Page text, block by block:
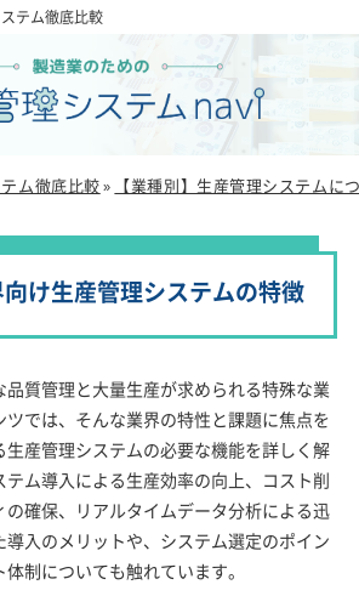
テム徹底比較
ム徹底比較» 【業種別】生産管理システムに
け生産管理システムの特徴
品質管理と大量生産が求められる特殊な業
では、そんな業界の特性と課題に焦点を
生産管理システムの必要な機能を詳しく解
ム導入による生産効率の向上、コスト削
の確保、リアルタイムデータ分析による迅
入のメリットや、システム選定のポイン
制についても触れています。